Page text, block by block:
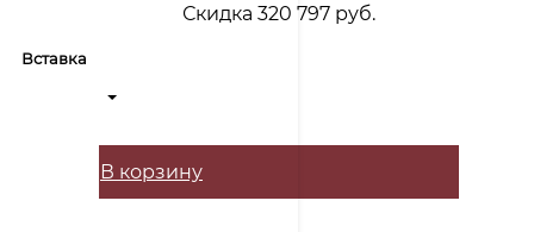
Скидка 320 797 руб.
Вставка
В корзину